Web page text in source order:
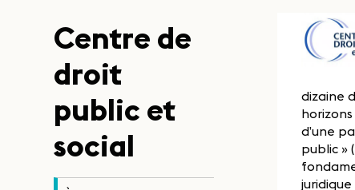
Centre de
droit
public et
social
dizaine
d’une
public »